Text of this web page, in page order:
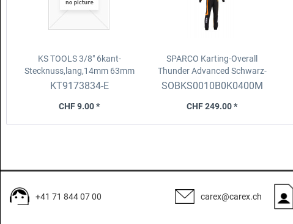
KS TOOLS 3/8" 6kant-
Stecknuss,lang,14mm 63mm
lang,auf Hänger
KT9173834-E
CHF 9.00 *
SPARCO Karting-Overall
Thunder Advanced Schwarz-
Fluo Orange, Grösse M
SOBKS0010B0K0400M
CHF 249.00 *
+41 71 844 07 00 carex@carex.ch